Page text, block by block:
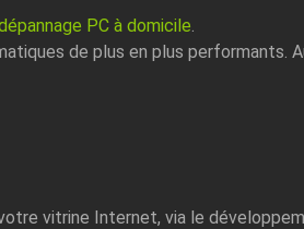
PC à domicile.
de plus en plus performants.
vitrine Internet, via le